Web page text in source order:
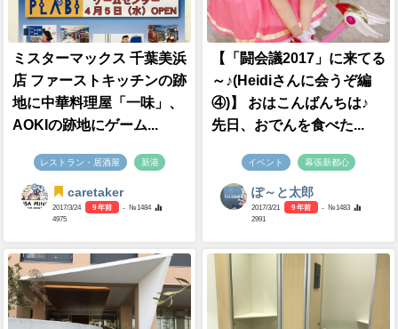
ミスターマックス 千葉美浜
店 ファーストキッチンの跡
地に中華料理屋「一味」、
AOKIの跡地にゲーム...
レストラン・居酒屋 新港
caretaker
2017/3/24 9 年前
- №1484
4975
【「闘会議2017」に来てる
～♪(Heidiさんに会うぞ編
④)】 おはこんばんちは♪
先日、おでんを食べた...
イベント 幕張新都心
ぽ～と太郎
2017/3/21 9 年前
- №1483
2991